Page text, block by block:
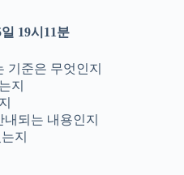
19시11분
기준은 무엇인지
지
되는 내용인지
지